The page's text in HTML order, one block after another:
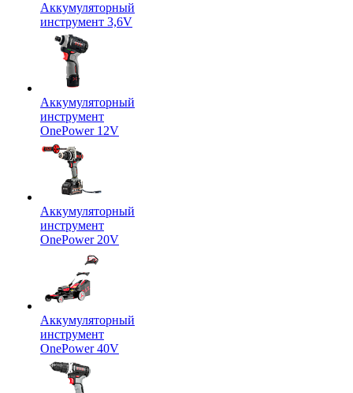
Аккумуляторный
инструмент 3,6V
Аккумуляторный
инструмент
OnePower 12V
Аккумуляторный
инструмент
OnePower 20V
Аккумуляторный
инструмент
OnePower 40V